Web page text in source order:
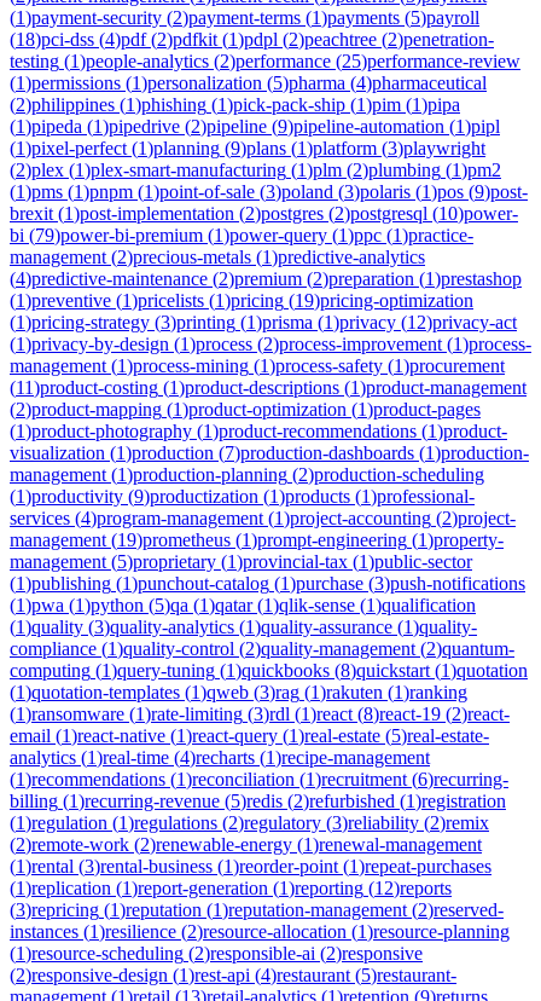
(1)payment-security (2)payment-terms (1)payments (5)payroll
(18)pci-dss (4)pdf(2)pdfkit (1)pdpl (2)peachtree (2)penetration-
testing (1)people-analytics (2)performance (25)performance-review
(1)permissions (1)personalization (5)pharma (4)pharmaceutical
(2)philippines (1)phishing (1)pick-pack-ship (1)pim (1)pipa
(1)pipeda (1)pipedrive (2)pipeline (9)pipeline-automation (1)pipl
(1)pixel-perfect (1)planning (9)plans (1)platform (3)playwright
(2)plex (1)plex-smart-manufacturing (1)plm (2)plumbing (1)pm2
(1)pms (1)pnpm (1)point-of-sale (3)poland (3)polaris (1)pos (9)post-
brexit (1)post-implementation (2)postgres (2)postgresql (10)power-
bi (79)power-bi-premium (1)power-query (1)ppc (1)practice-
management (2)precious-metals (1)predictive-analytics
(4)predictive-maintenance (2)premium (2)preparation (1)prestashop
(1)preventive (1)pricelists (1)pricing (19)pricing-optimization
(1)pricing-strategy (3)printing (1)prisma (1)privacy (12)privacy-act
(1)privacy-by-design (1)process (2)process-improvement (1)process-
management (1)process-mining (1)process-safety (1)procurement
(11)product-costing (1)product-descriptions (1)product-management
(2)product-mapping (1)product-optimization (1)product-pages
(1)product-photography (1)product-recommendations (1)product-
visualization (1)production (7)production-dashboards (1)production-
management (1)production-planning (2)production-scheduling
(1)productivity (9)productization (1)products (1)professional-
services (4)program-management (1)project-accounting (2)project-
management (19)prometheus (1)prompt-engineering (1)property-
management (5)proprietary (1)provincial-tax (1)public-sector
(1)publishing (1)punchout-catalog (1)purchase (3)push-notifications
(1)pwa (1)python (5)qa (1)qatar(1)qlik-sense (1)qualification
(1)quality (3)quality-analytics (1)quality-assurance (1)quality-
compliance (1)quality-control (2)quality-management (2)quantum-
computing (1)query-tuning (1)quickbooks (8)quickstart (1)quotation
(1)quotation-templates (1)qweb (3)rag (1)rakuten (1)ranking
(1)ransomware (1)rate-limiting (3)rdl (1)react (8)react-19 (2)react-
email (1)react-native (1)react-query (1)real-estate (5)real-estate-
analytics (1)real-time (4)recharts (1)recipe-management
(1)recommendations (1)reconciliation (1)recruitment (6)recurring-
billing (1)recurring-revenue (5)redis (2)refurbished (1)registration
(1)regulation (1)regulations (2)regulatory (3)reliability (2)remix
(2)remote-work (2)renewable-energy (1)renewal-management
(1)rental (3)rental-business (1)reorder-point (1)repeat-purchases
(1)replication (1)report-generation (1)reporting (12)reports
(3)repricing (1)reputation (1)reputation-management (2)reserved-
instances (1)resilience (2)resource-allocation (1)resource-planning
(1)resource-scheduling (2)responsible-ai (2)responsive
(2)responsive-design (1)rest-api (4)restaurant (5)restaurant-
management (1)retail (13)retail-analytics (1)retention (9)returns